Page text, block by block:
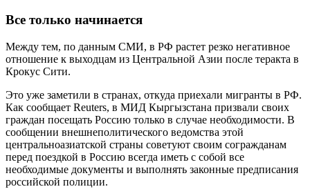
Все только начинается
Между тем, по данным СМИ, в РФ растет резко негативное
отношение к выходцам из Центральной Азии после теракта в
Крокус Сити.
Это уже заметили в странах, откуда приехали мигранты в РФ.
Как сообщает Reuters, в МИД Кыргызстана призвали своих
граждан посещать Россию только в случае необходимости. В
сообщении внешнеполитического ведомства этой
центральноазиатской страны советуют своим согражданам
перед поездкой в Россию всегда иметь с собой все
необходимые документы и выполнять законные предписания
российской полиции.